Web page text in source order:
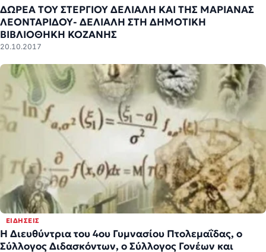
ΔΩΡΕΑ ΤΟΥ ΣΤΕΡΓΙΟΥ ΔΕΛΙΑΛΗ ΚΑΙ ΤΗΣ ΜΑΡΙΑΝΑΣ
ΛΕΟΝΤΑΡΙΔΟΥ- ΔΕΛΙΑΛΗ ΣΤΗ ΔΗΜΟΤΙΚΗ
ΒΙΒΛΙΟΘΗΚΗ ΚΟΖΑΝΗΣ
20.10.2017
ΕΙΔΉΣΕΙΣ
Η Διευθύντρια του 4ου Γυμνασίου Πτολεμαΐδας, ο
Σύλλογος Διδασκόντων, ο Σύλλογος Γονέων και